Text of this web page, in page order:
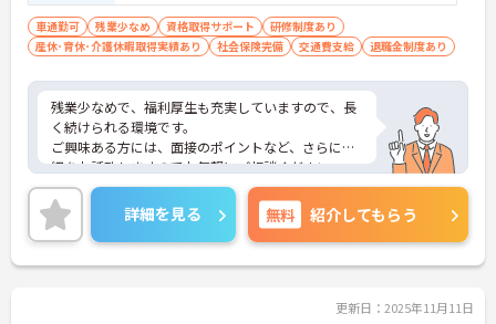
車通勤可 残業少なめ 資格取得サポート
研修制度あり
産休･育休･介護休暇取得実績あり
社会保険完備 交通費支給 退職金制度あり
残業少なめで、福利厚生も充実していますので、長
く続けられる環境です。
ご興味ある方には、面接のポイントなど、さらに詳
細をお話致しますのでお気軽にご相談ください。
詳細を見る 無料 紹介してもらう
更新日：2025年11月11日